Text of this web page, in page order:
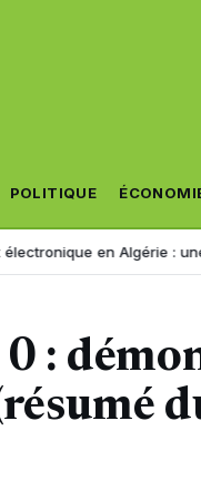
POLITIQUE
en Algérie : une
: